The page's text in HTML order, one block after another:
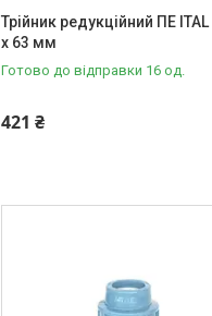
Трійник редукційний ПЕ ITAL
x 63 мм
Готово до відправки 16 од.
421 ₴